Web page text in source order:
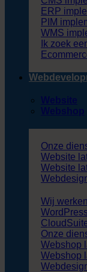
ERP
PIM
WMS
Ik zoek
Website
Webshop
Onze
Website
Website
Wij
Onze
Webshop
Webshop